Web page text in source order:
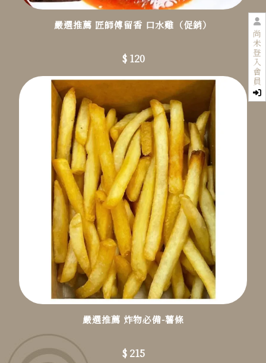
尚
未
登
入
會
員
嚴選推薦 匠師傅留香 口水雞（促銷）
$ 120
嚴選推薦 炸物必備-薯條
$ 215